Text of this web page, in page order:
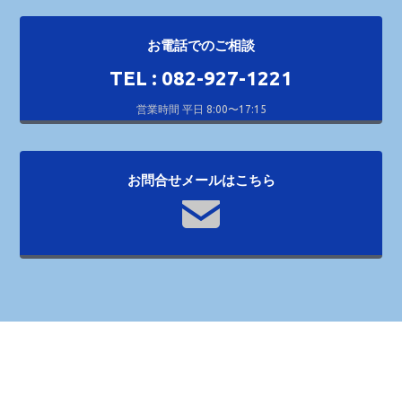
お電話でのご相談
TEL : 082-927-1221
営業時間 平日 8:00〜17:15
お問合せメールはこちら